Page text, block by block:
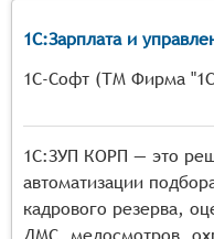
1С:Зарплата и
1С-Софт (ТМ Фирма
1С:ЗУП КОРП — это
автоматизации
кадрового резерва,